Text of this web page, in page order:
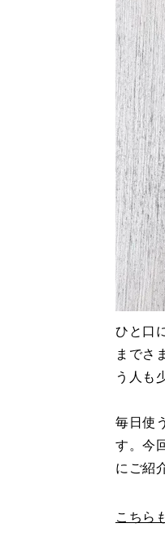
ひと口
までさ
う人も
毎日使
す。今
にご紹
こちら